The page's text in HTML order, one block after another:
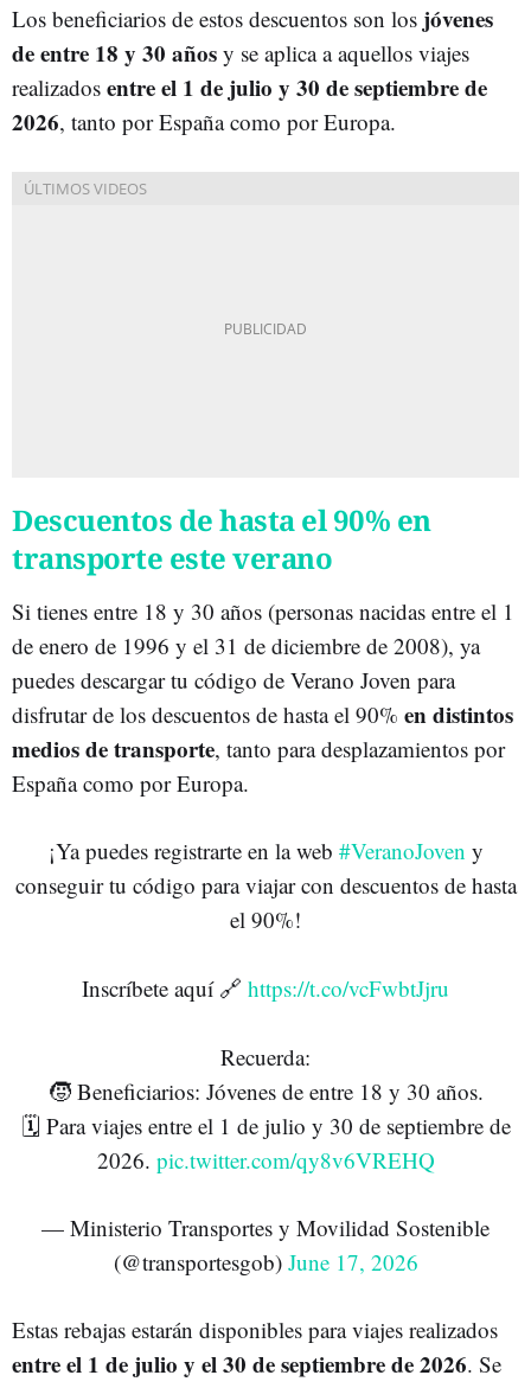
Los beneficiarios de estos descuentos son los jóvenes
de entre 18 y 30 años y se aplica a aquellos viajes
realizados entre el 1 de julio y 30 de septiembre de
2026, tanto por España como por Europa.
Descuentos de hasta el 90% en
transporte este verano
Si tienes entre 18 y 30 años (personas nacidas entre el 1
de enero de 1996 y el 31 de diciembre de 2008), ya
puedes descargar tu código de Verano Joven para
disfrutar de los descuentos de hasta el 90% en distintos
medios de transporte, tanto para desplazamientos por
España como por Europa.
¡Ya puedes registrarte en la web #VeranoJoven y
conseguir tu código para viajar con descuentos de hasta
el 90%!
Inscríbete aquí 🔗 https://t.co/vcFwbtJjru
Recuerda:
🧒 Beneficiarios: Jóvenes de entre 18 y 30 años.
🗓️ Para viajes entre el 1 de julio y 30 de septiembre de
2026. pic.twitter.com/qy8v6VREHQ
— Ministerio Transportes y Movilidad Sostenible
(@transportesgob) June 17, 2026
Estas rebajas estarán disponibles para viajes realizados
entre el 1 de julio y el 30 de septiembre de 2026. Se